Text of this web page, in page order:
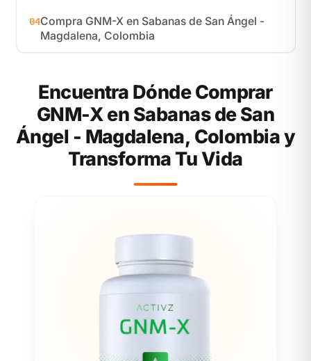
04Compra GNM-X en Sabanas de San Ángel -
Magdalena, Colombia
Encuentra Dónde Comprar
GNM-X en Sabanas de San
Ángel - Magdalena, Colombia y
Transforma Tu Vida